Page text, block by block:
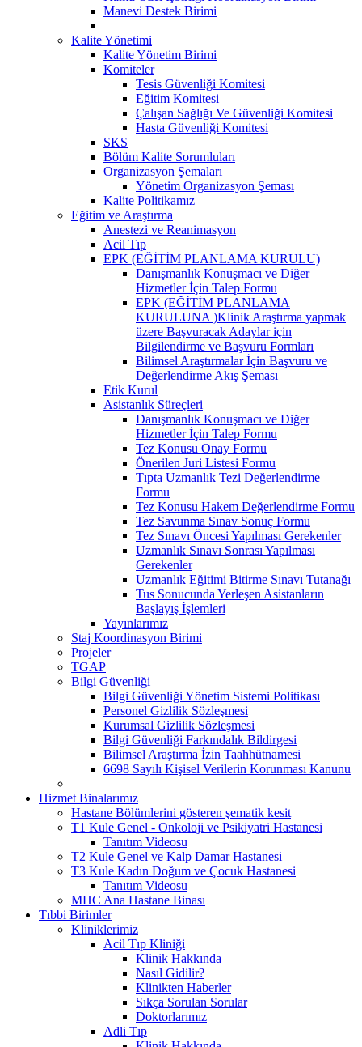
Manevi Destek Birimi
Kalite Yönetimi
Kalite Yönetim Birimi
Komiteler
Tesis Güvenliği Komitesi
Eğitim Komitesi
Çalışan Sağlığı Ve Güvenliği Komitesi
Hasta Güvenliği Komitesi
SKS
Bölüm Kalite Sorumluları
Organizasyon Şemaları
Yönetim Organizasyon Şeması
Kalite Politikamız
Eğitim ve Araştırma
Anestezi ve Reanimasyon
Acil Tıp
EPK (EĞİTİM PLANLAMA KURULU)
Danışmanlık Konuşmacı ve Diğer
Hizmetler İçin Talep Formu
EPK (EĞİTİM PLANLAMA
KURULUNA )Klinik Araştırma yapmak
üzere Başvuracak Adaylar için
Bilgilendirme ve Başvuru Formları
Bilimsel Araştırmalar İçin Başvuru ve
Değerlendirme Akış Şeması
Etik Kurul
Asistanlık Süreçleri
Danışmanlık Konuşmacı ve Diğer
Hizmetler İçin Talep Formu
Tez Konusu Onay Formu
Önerilen Juri Listesi Formu
Tıpta Uzmanlık Tezi Değerlendirme
Formu
Tez Konusu Hakem Değerlendirme Formu
Tez Savunma Sınav Sonuç Formu
Tez Sınavı Öncesi Yapılması Gerekenler
Uzmanlık Sınavı Sonrası Yapılması
Gerekenler
Uzmanlık Eğitimi Bitirme Sınavı Tutanağı
Tus Sonucunda Yerleşen Asistanların
Başlayış İşlemleri
Yayınlarımız
Staj Koordinasyon Birimi
Projeler
TGAP
Bilgi Güvenliği
Bilgi Güvenliği Yönetim Sistemi Politikası
Personel Gizlilik Sözleşmesi
Kurumsal Gizlilik Sözleşmesi
Bilgi Güvenliği Farkındalık Bildirgesi
Bilimsel Araştırma İzin Taahhütnamesi
6698 Sayılı Kişisel Verilerin Korunması Kanunu
Hizmet Binalarımız
Hastane Bölümlerini gösteren şematik kesit
T1 Kule Genel - Onkoloji ve Psikiyatri Hastanesi
Tanıtım Videosu
T2 Kule Genel ve Kalp Damar Hastanesi
T3 Kule Kadın Doğum ve Çocuk Hastanesi
Tanıtım Videosu
MHC Ana Hastane Binası
Tıbbi Birimler
Kliniklerimiz
Acil Tıp Kliniği
Klinik Hakkında
Nasıl Gidilir?
Klinikten Haberler
Sıkça Sorulan Sorular
Doktorlarımız
Adli Tıp